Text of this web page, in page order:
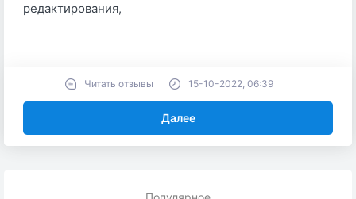
редактирования,
Далее
Читать отзывы 15-10-2022, 06:39